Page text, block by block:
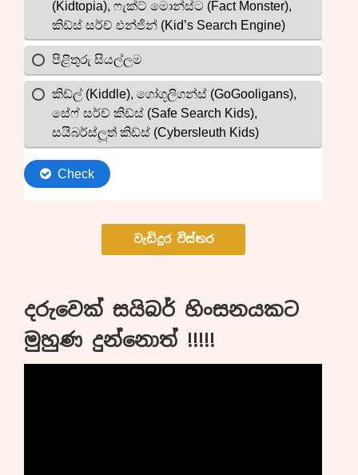
වැඩිදුර විස්තර
දරුවෙක් සයිබර් හිංසනයකට
මුහුණ දුන්නොත් !!!!!